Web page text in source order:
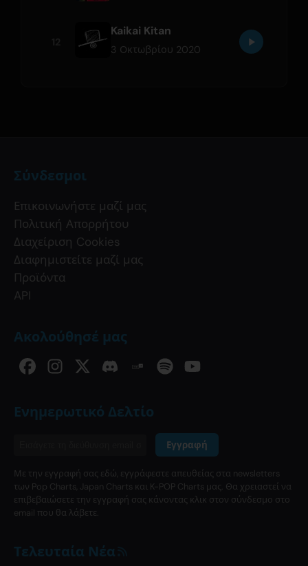
Kaikai Kitan
3 Οκτωβρίου 2020
Σύνδεσμοι
Επικοινωνήστε μαζί μας
Πολιτική Απορρήτου
Διαχείριση Cookies
Διαφημιστείτε μαζί μας
Προϊόντα
API
Ακολούθησέ μας
Ενημερωτικό Δελτίο
Εγγραφή
Με την εγγραφή σας εδώ, εγγράφεστε απευθείας στα newsletters
των Pop Charts, Japan Charts και K-POP Charts μας. Θα χρειαστεί να
επιβεβαιώσετε την εγγραφή σας κάνοντας κλικ στον σύνδεσμο στο
email που θα λάβετε.
Τελευταία Νέα